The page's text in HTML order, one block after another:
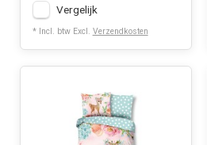
Vergelijk
* Incl. btw Excl. Verzendkosten